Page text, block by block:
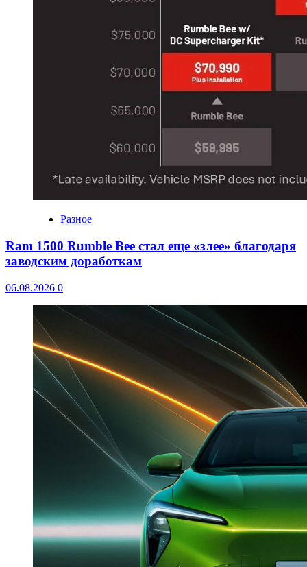
Разное
Ram 1500 Rumble Bee стал еще «злее» благодаря
заводским доработкам
06.08.2026 0